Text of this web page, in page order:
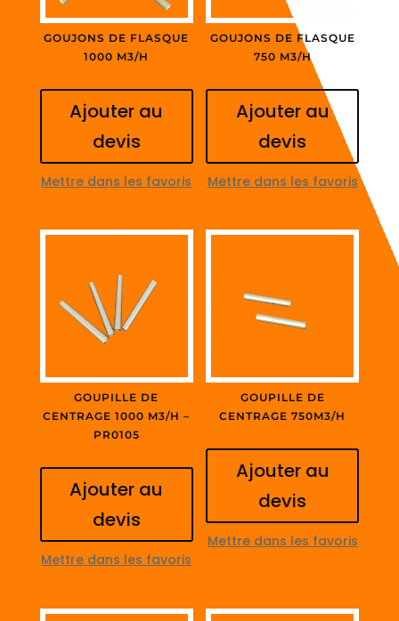
GOUJONS DE FLASQUE
1000 M3/H
Ajouter au
devis
Mettre dans les favoris
GOUJONS DE FLASQUE
750 M3/H
Ajouter au
devis
Mettre dans les favoris
GOUPILLE DE
CENTRAGE 1000 M3/H –
PR0105
Ajouter au
devis
Mettre dans les favoris
GOUPILLE DE
CENTRAGE 750M3/H
Ajouter au
devis
Mettre dans les favoris